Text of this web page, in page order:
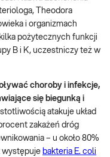
Theodora
i organizmach
pożytecznych funkcji
B i K, uczestniczy też w
choroby i infekcje,
się biegunką i
atakuje układ
zakażeń dróg
– u około 80%
występuje bakteria E. coli